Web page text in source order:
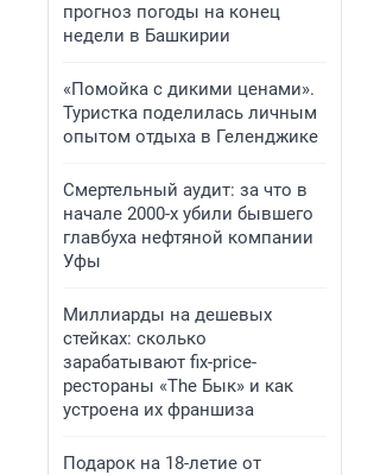
прогноз погоды на конец
недели в Башкирии
«Помойка с дикими ценами».
Туристка поделилась личным
опытом отдыха в Геленджике
Смертельный аудит: за что в
начале 2000-х убили бывшего
главбуха нефтяной компании
Уфы
Миллиарды на дешевых
стейках: сколько
зарабатывают fix-price-
рестораны «The Бык» и как
устроена их франшиза
Подарок на 18-летие от